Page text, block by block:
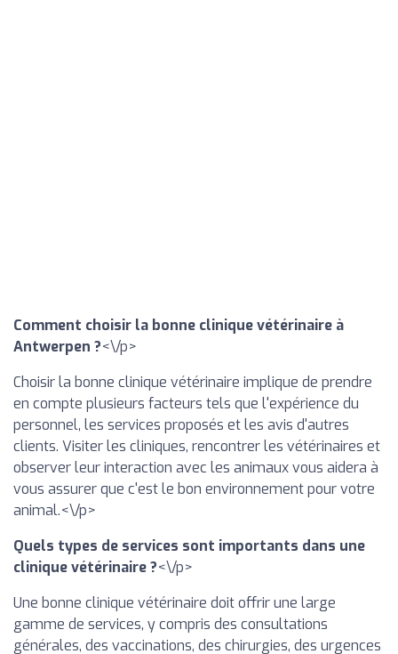
Comment choisir la bonne clinique vétérinaire à
Antwerpen ?<\/p>
Choisir la bonne clinique vétérinaire implique de prendre
en compte plusieurs facteurs tels que l'expérience du
personnel, les services proposés et les avis d'autres
clients. Visiter les cliniques, rencontrer les vétérinaires et
observer leur interaction avec les animaux vous aidera à
vous assurer que c'est le bon environnement pour votre
animal.<\/p>
Quels types de services sont importants dans une
clinique vétérinaire ?<\/p>
Une bonne clinique vétérinaire doit offrir une large
gamme de services, y compris des consultations
générales, des vaccinations, des chirurgies, des urgences